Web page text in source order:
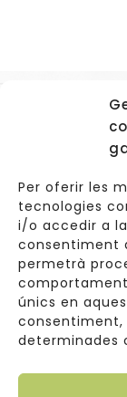
Per oferir les
tecnologies
i/o accedir a
consentiment
permetrà
únics en
determinades
Carrer de